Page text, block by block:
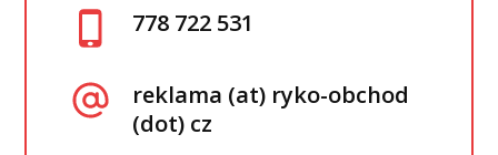
778 722 531
reklama (at) ryko-obchod
(dot) cz